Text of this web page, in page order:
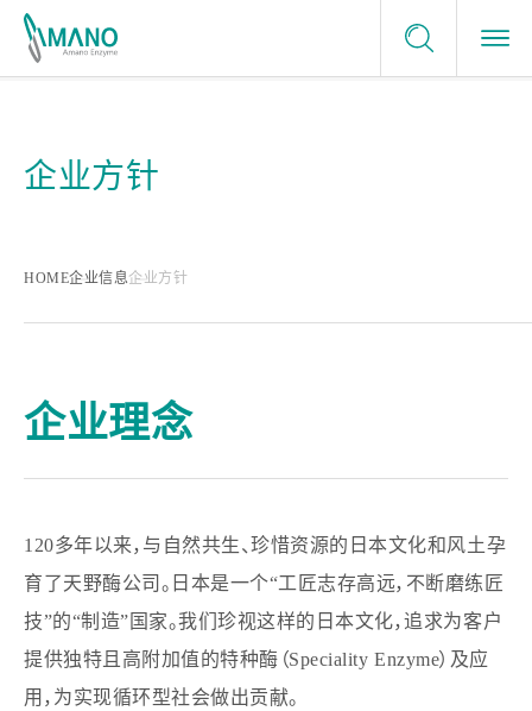
酶制剂应用领域
选择我们的理由
日本的酶制剂生产商
酶制剂应用工作室
申请样品
网站地图
企业方针
HOME企业信息企业方针
企业理念
120多年以来，与自然共生、珍惜资源的日本文化和风土孕
育了天野酶公司。日本是一个“工匠志存高远，不断磨练匠
技”的“制造”国家。我们珍视这样的日本文化，追求为客户
提供独特且高附加值的特种酶（Speciality Enzyme）及应
用，为实现循环型社会做出贡献。